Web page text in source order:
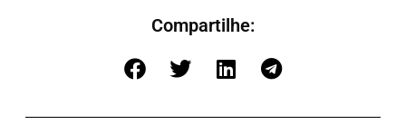
Compartilhe: